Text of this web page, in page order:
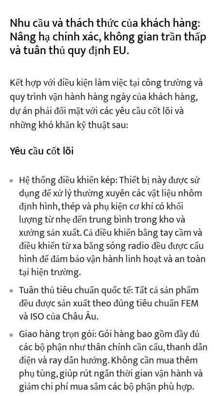
Nhu cầu và thách thức của khách hàng:
Nâng hạ chính xác, không gian trần thấp
và tuân thủ quy định EU.
Kết hợp với điều kiện làm việc tại công trường và
quy trình vận hành hàng ngày của khách hàng,
dự án phải đối mặt với các yêu cầu cốt lõi và
những khó khăn kỹ thuật sau:
Yêu cầu cốt lõi
Hệ thống điều khiển kép: Thiết bị này được sử
dụng để xử lý thường xuyên các vật liệu nhôm
định hình, thép và phụ kiện cơ khí có khối
lượng từ nhẹ đến trung bình trong kho và
xưởng sản xuất. Cả điều khiển bằng tay cầm và
điều khiển từ xa bằng sóng radio đều được cấu
hình để đảm bảo vận hành linh hoạt và an toàn
tại hiện trường.
Tuân thủ tiêu chuẩn quốc tế: Tất cả sản phẩm
đều được sản xuất theo đúng tiêu chuẩn FEM
và ISO của Châu Âu.
Giao hàng trọn gói: Gói hàng bao gồm đầy đủ
các bộ phận như thân chính cần cẩu, thanh dẫn
điện và ray dẫn hướng. Không cần mua thêm
phụ tùng, giúp rút ngắn thời gian vận hành và
giảm chi phí mua sắm các bộ phận phù hợp.